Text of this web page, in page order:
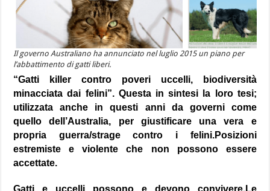
Il governo Australiano ha annunciato nel luglio 2015 un piano per
l’abbattimento di gatti liberi.
“Gatti killer contro poveri uccelli, biodiversità
minacciata dai felini”. Questa in sintesi la loro tesi;
utilizzata anche in questi anni da governi come
quello dell’Australia, per giustificare una vera e
propria guerra/strage contro i felini.Posizioni
estremiste e violente che non possono essere
accettate.